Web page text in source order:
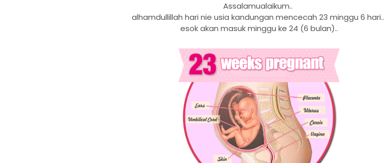
Assalamualaikum..
alhamdullillah hari nie usia kandungan mencecah 23 minggu 6 hari..
esok akan masuk minggu ke 24 (6 bulan)..